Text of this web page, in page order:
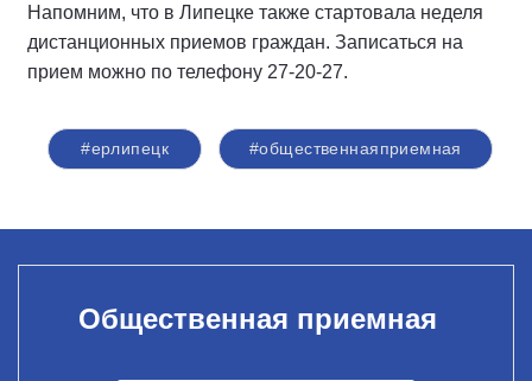
Напомним, что в Липецке также стартовала неделя
дистанционных приемов граждан. Записаться на
прием можно по телефону 27-20-27.
#ерлипецк #общественнаяприемная
Общественная приемная